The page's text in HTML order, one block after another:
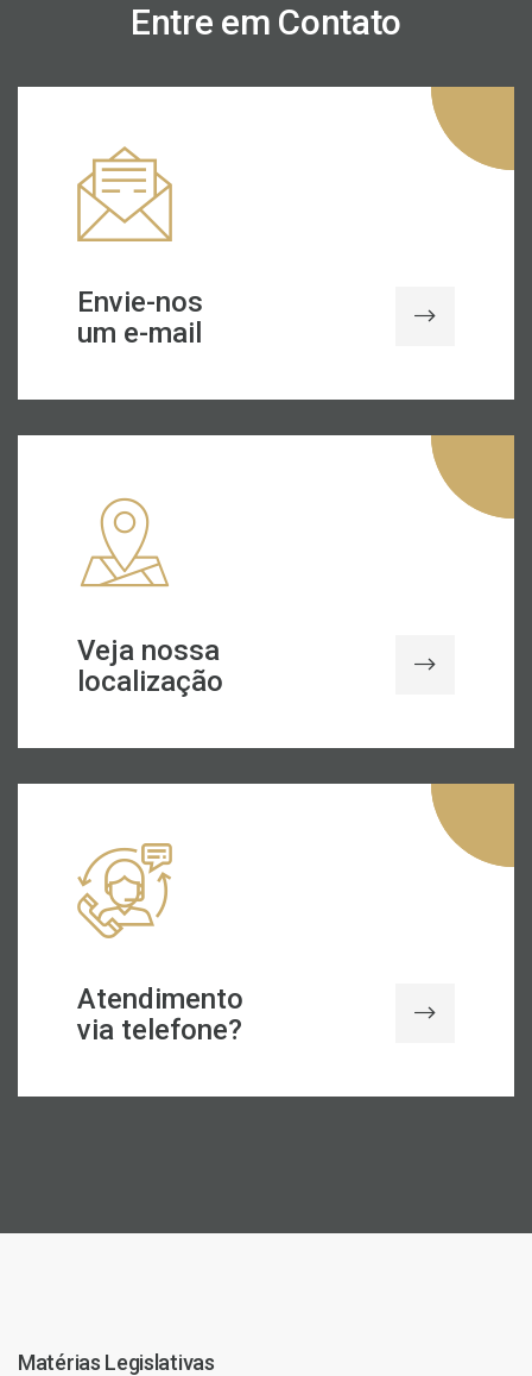
Entre em Contato
Envie-nos
um e-mail
Veja nossa
localização
Atendimento
via telefone?
Matérias Legislativas